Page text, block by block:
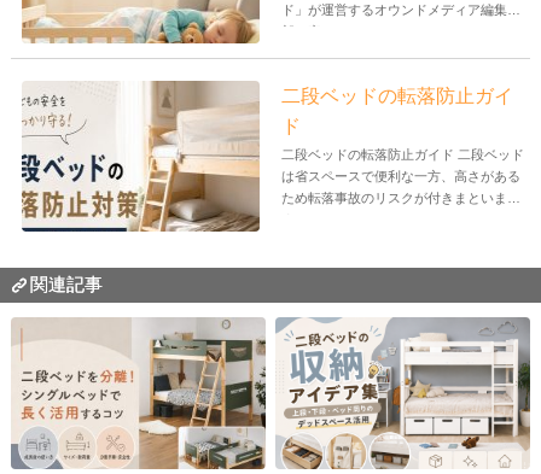
ド」が運営するオウンドメディア編集
部。家...
二段ベッドの転落防止ガイ
ド
二段ベッドの転落防止ガイド 二段ベッド
は省スペースで便利な一方、高さがある
ため転落事故のリスクが付きまといま
関連記事